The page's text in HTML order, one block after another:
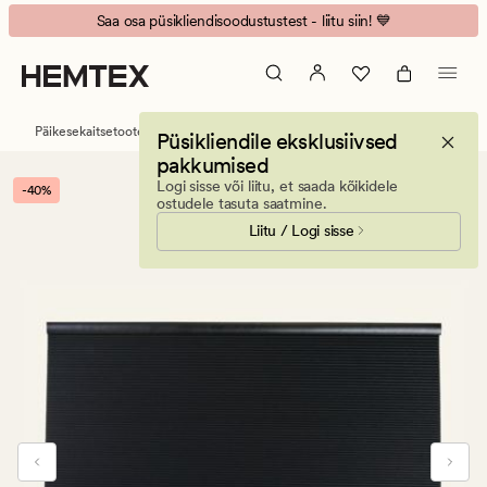
Falk
Pimendav
topelt-
voldikkardin
banner.
Press
ESCAPE
Voodipesukomplekt Eden 39,95*
Püsikliendile eksklusiivsed
pakkumised
Logi sisse või liitu, et saada kõikidele
ostudele tasuta saatmine.
Liitu / Logi sisse
Päikesekaitsetooted Voldikkardinad
-40%